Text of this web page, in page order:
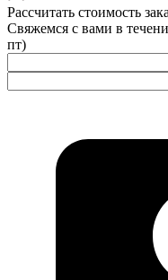
Рассчитать стоимость
Свяжемся с вами в
пт)